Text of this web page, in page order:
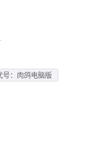
号：肉鸽电脑版